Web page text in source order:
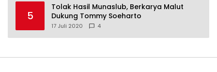
5
Tolak Hasil Munaslub, Berkarya Malut
Dukung Tommy Soeharto
17 Juli 2020 4